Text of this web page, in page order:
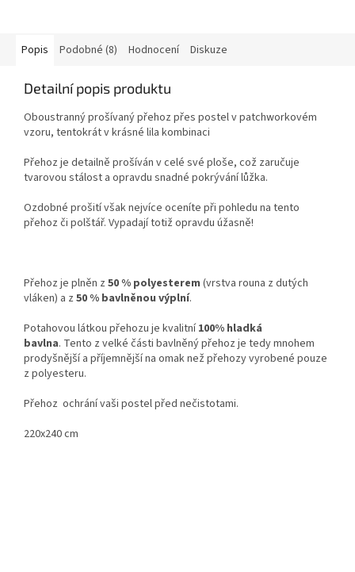
Popis Podobné (8) Hodnocení Diskuze
Detailní popis produktu
Oboustranný prošívaný přehoz přes postel v patchworkovém
vzoru, tentokrát v krásné lila kombinaci
Přehoz je detailně prošíván v celé své ploše, což zaručuje
tvarovou stálost a opravdu snadné pokrývání lůžka.
Ozdobné prošití však nejvíce oceníte při pohledu na tento
přehoz či polštář. Vypadají totiž opravdu úžasně!
Přehoz je plněn z 50 % polyesterem (vrstva rouna z dutých
vláken) a z 50 % bavlněnou výplní.
Potahovou látkou přehozu je kvalitní100% hladká
bavlna. Tento z velké části bavlněný přehoz je tedy mnohem
prodyšnější a příjemnější na omak než přehozy vyrobené pouze
z polyesteru.
Přehoz ochrání vaši postel před nečistotami.
220x240 cm